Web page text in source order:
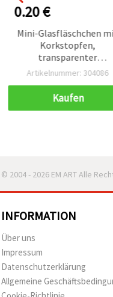
0.20 €
Mini-Glasfläschchen
Korkstopfen,
transparenter
Perlenbehälter, 22 x 30
Artikelnummer: 304086
Kaufen
© 2004 - 2026 EM ART Alle
INFORMATION
Über uns
Impressum
Datenschutzerklärung
Allgemeine